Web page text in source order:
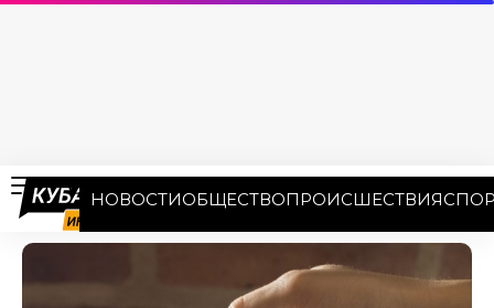
НОВОСТИОБЩЕСТВОПРОИСШЕСТВИЯ